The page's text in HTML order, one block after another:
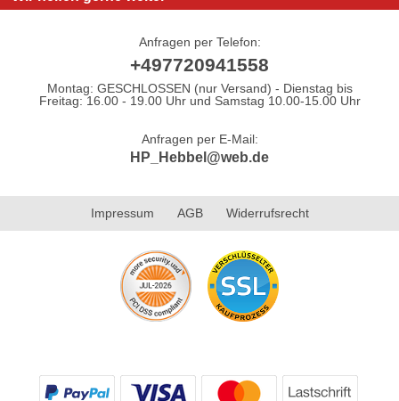
Anfragen per Telefon:
+497720941558
Montag: GESCHLOSSEN (nur Versand) - Dienstag bis
Freitag: 16.00 - 19.00 Uhr und Samstag 10.00-15.00 Uhr
Anfragen per E-Mail:
HP_Hebbel@web.de
Impressum AGB Widerrufsrecht